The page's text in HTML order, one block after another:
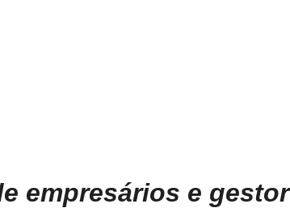
empresários e